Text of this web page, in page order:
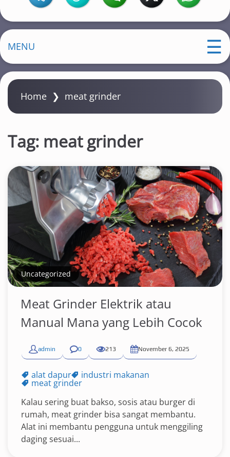
MENU
Home ❯ meat grinder
Tag: meat grinder
Uncategorized
Meat Grinder Elektrik atau
Manual Mana yang Lebih Cocok
admin 0 213 November 6, 2025
alat dapur industri makanan
meat grinder
Kalau sering buat bakso, sosis atau burger di
rumah, meat grinder bisa sangat membantu.
Alat ini membantu pengguna untuk menggiling
daging sesuai...